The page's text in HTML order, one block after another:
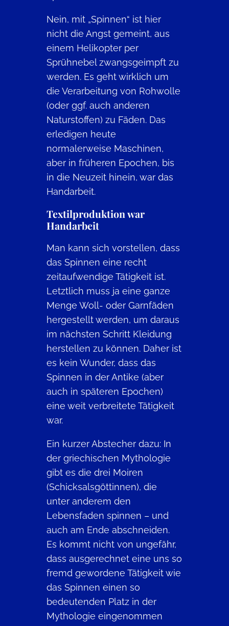
Nein, mit „Spinnen“ ist hier
nicht die Angst gemeint, aus
einem Helikopter per
Sprühnebel zwangsgeimpft zu
werden. Es geht wirklich um
die Verarbeitung von Rohwolle
(oder ggf. auch anderen
Naturstoffen) zu Fäden. Das
erledigen heute
normalerweise Maschinen,
aber in früheren Epochen, bis
in die Neuzeit hinein, war das
Handarbeit.
Textilproduktion war
Handarbeit
Man kann sich vorstellen, dass
das Spinnen eine recht
zeitaufwendige Tätigkeit ist.
Letztlich muss ja eine ganze
Menge Woll- oder Garnfäden
hergestellt werden, um daraus
im nächsten Schritt Kleidung
herstellen zu können. Daher ist
es kein Wunder, dass das
Spinnen in der Antike (aber
auch in späteren Epochen)
eine weit verbreitete Tätigkeit
war.
Ein kurzer Abstecher dazu: In
der griechischen Mythologie
gibt es die drei Moiren
(Schicksalsgöttinnen), die
unter anderem den
Lebensfaden spinnen – und
auch am Ende abschneiden.
Es kommt nicht von ungefähr,
dass ausgerechnet eine uns so
fremd gewordene Tätigkeit wie
das Spinnen einen so
bedeutenden Platz in der
Mythologie eingenommen